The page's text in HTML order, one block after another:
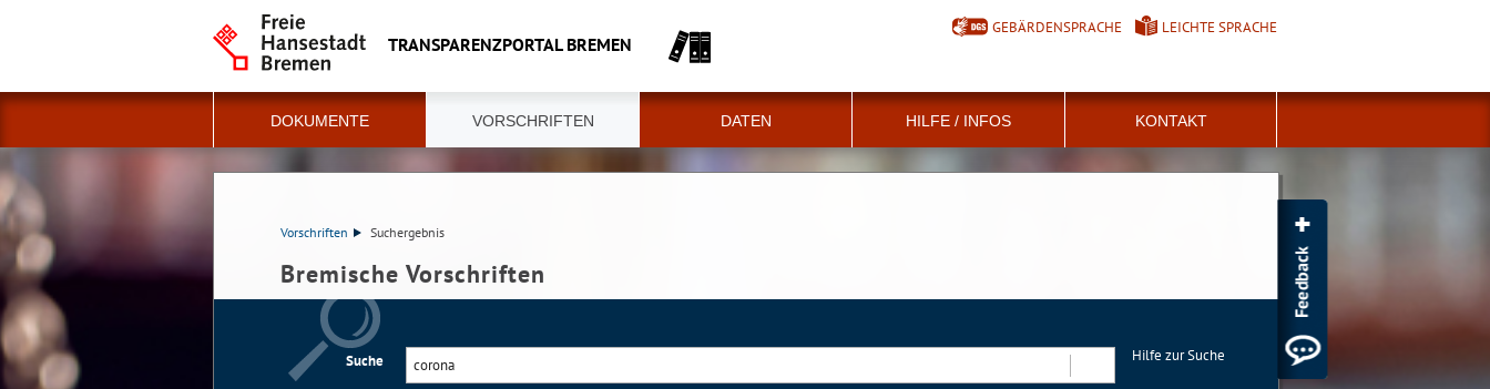
TRANSPARENZPORTAL BREMEN
GEBÄRDENSPRACHE LEICHTE SPRACHE
DOKUMENTE VORSCHRIFTEN DATEN HILFE / INFOS KONTAKT
Vorschriften Suchergebnis
Bremische Vorschriften
Suche
Hilfe zur Suche